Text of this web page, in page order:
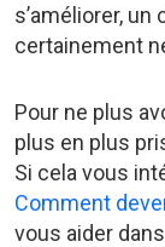
s’améliorer, un
certainement
Pour ne plus
plus en plus
Si cela vous
Comment
vous aider